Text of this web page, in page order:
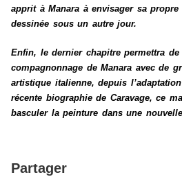
apprit à Manara à envisager sa
dessinée sous un autre jour.
Enfin, le dernier chapitre permettra
compagnonnage de Manara avec de
artistique italienne, depuis
récente biographie de Caravage, ce
basculer la peinture dans une
Partager